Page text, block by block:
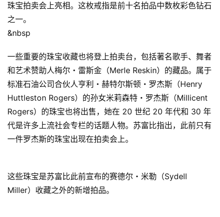
珠宝拍卖会上亮相。这枚戒指是前十名拍品中数枚彩色钻石
之一。
&nbsp
一些重要的珠宝收藏也将登上拍卖台，包括著名歌手、舞者
和艺术赞助人梅尔・雷斯金（Merle Reskin）的藏品。属于
标准石油公司合伙人亨利・赫特尔斯顿・罗杰斯（Henry
Huttleston Rogers）的孙女米莉森特・罗杰斯（Millicent
Rogers）的珠宝也将出售，她在 20 世纪 20 年代和 30 年
代是许多上流社会专栏的话题人物。苏富比指出，此前只有
一件罗杰斯的珠宝出现在拍卖会上。
这些珠宝是苏富比此前宣布的赛德尔・米勒（Sydell
Miller）收藏之外的新增拍品。